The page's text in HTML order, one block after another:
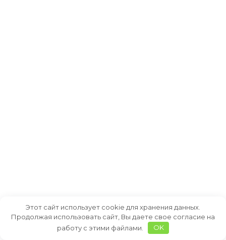
Этот сайт использует cookie для хранения данных.
Продолжая использовать сайт, Вы даете свое согласие на
работу с этими файлами.
OK